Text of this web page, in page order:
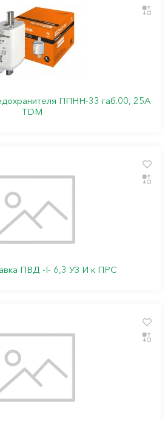
ППНН-33 габ.00, 25А
TDM
ПВД -I- 6,3 УЗ И к ПРС